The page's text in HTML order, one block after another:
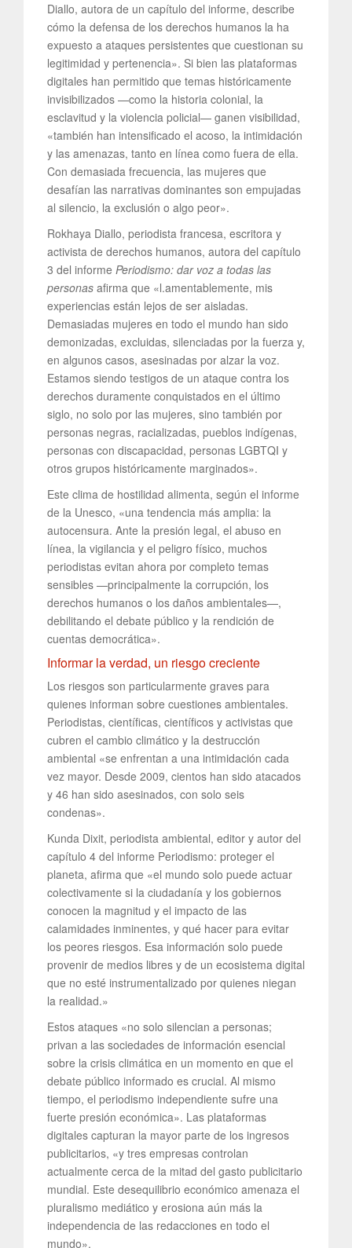
Diallo, autora de un capítulo del informe, describe
cómo la defensa de los derechos humanos la ha
expuesto a ataques persistentes que cuestionan su
legitimidad y pertenencia». Si bien las plataformas
digitales han permitido que temas históricamente
invisibilizados —como la historia colonial, la
esclavitud y la violencia policial— ganen visibilidad,
«también han intensificado el acoso, la intimidación
y las amenazas, tanto en línea como fuera de ella.
Con demasiada frecuencia, las mujeres que
desafían las narrativas dominantes son empujadas
al silencio, la exclusión o algo peor».
Rokhaya Diallo, periodista francesa, escritora y
activista de derechos humanos, autora del capítulo
3 del informe Periodismo: dar voz a todas las
personas afirma que «l.amentablemente, mis
experiencias están lejos de ser aisladas.
Demasiadas mujeres en todo el mundo han sido
demonizadas, excluidas, silenciadas por la fuerza y,
en algunos casos, asesinadas por alzar la voz.
Estamos siendo testigos de un ataque contra los
derechos duramente conquistados en el último
siglo, no solo por las mujeres, sino también por
personas negras, racializadas, pueblos indígenas,
personas con discapacidad, personas LGBTQI y
otros grupos históricamente marginados».
Este clima de hostilidad alimenta, según el informe
de la Unesco, «una tendencia más amplia: la
autocensura. Ante la presión legal, el abuso en
línea, la vigilancia y el peligro físico, muchos
periodistas evitan ahora por completo temas
sensibles —principalmente la corrupción, los
derechos humanos o los daños ambientales—,
debilitando el debate público y la rendición de
cuentas democrática».
Informar la verdad, un riesgo creciente
Los riesgos son particularmente graves para
quienes informan sobre cuestiones ambientales.
Periodistas, científicas, científicos y activistas que
cubren el cambio climático y la destrucción
ambiental «se enfrentan a una intimidación cada
vez mayor. Desde 2009, cientos han sido atacados
y 46 han sido asesinados, con solo seis
condenas».
Kunda Dixit, periodista ambiental, editor y autor del
capítulo 4 del informe Periodismo: proteger el
planeta, afirma que «el mundo solo puede actuar
colectivamente si la ciudadanía y los gobiernos
conocen la magnitud y el impacto de las
calamidades inminentes, y qué hacer para evitar
los peores riesgos. Esa información solo puede
provenir de medios libres y de un ecosistema digital
que no esté instrumentalizado por quienes niegan
la realidad.»
Estos ataques «no solo silencian a personas;
privan a las sociedades de información esencial
sobre la crisis climática en un momento en que el
debate público informado es crucial. Al mismo
tiempo, el periodismo independiente sufre una
fuerte presión económica». Las plataformas
digitales capturan la mayor parte de los ingresos
publicitarios, «y tres empresas controlan
actualmente cerca de la mitad del gasto publicitario
mundial. Este desequilibrio económico amenaza el
pluralismo mediático y erosiona aún más la
independencia de las redacciones en todo el
mundo».